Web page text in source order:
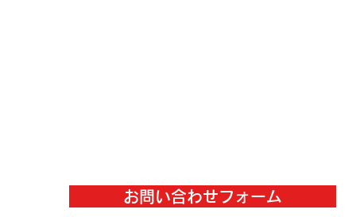
お問い合わせフォーム